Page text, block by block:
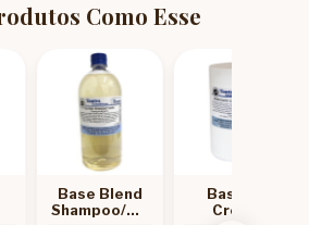
Como Esse
Base Blend
Shampoo/Sabonete
Base de
Creme